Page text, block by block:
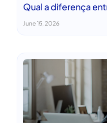
Qual a diferença
June 15, 2026